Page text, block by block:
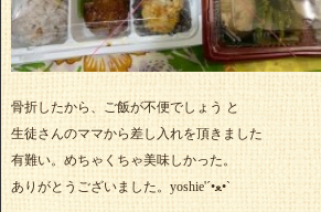
骨折したから、ご飯が不便でしょう と
生徒さんのママから差し入れを頂きました
有難い。めちゃくちゃ美味しかった。
ありがとうございました。yoshie'‎´•ﻌ•`